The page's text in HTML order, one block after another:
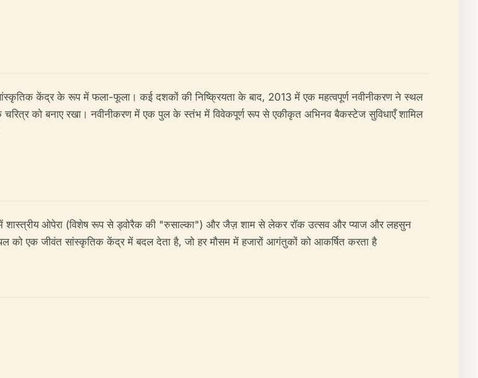
केंद्र के रूप में फला-फूला। कई दशकों की निष्क्रियता के बाद, 2013 में एक महत्वपूर्ण नवीनीकरण ने स्थल
को बनाए रखा। नवीनीकरण में एक पुल के स्तंभ में विवेकपूर्ण रूप से एकीकृत अभिनव बैकस्टेज सुविधाएँ शामिल
शास्त्रीय ओपेरा (विशेष रूप से ड्वोरैक की "रुसाल्का") और जैज़ शाम से लेकर रॉक उत्सव और प्याज और लहसुन
को एक जीवंत सांस्कृतिक केंद्र में बदल देता है, जो हर मौसम में हजारों आगंतुकों को आकर्षित करता है